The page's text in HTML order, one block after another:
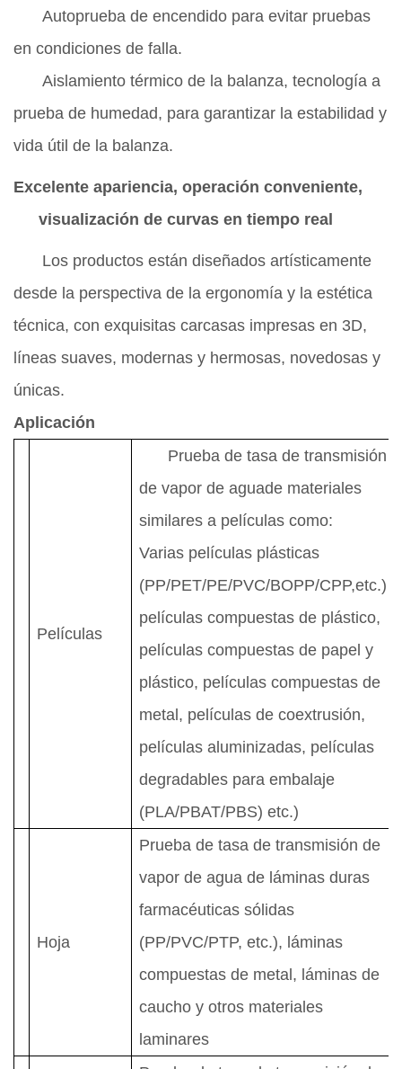
Autoprueba de encendido para evitar pruebas
en condiciones de falla.
Aislamiento térmico de la balanza, tecnología a
prueba de humedad, para garantizar la estabilidad y
vida útil de la balanza.
Excelente apariencia, operación conveniente,
visualización de curvas en tiempo real
Los productos están diseñados artísticamente
desde la perspectiva de la ergonomía y la estética
técnica, con exquisitas carcasas impresas en 3D,
líneas suaves, modernas y hermosas, novedosas y
únicas.
Aplicación
Películas
Prueba de tasa de transmisión
de vapor de aguade materiales
similares a películas como:
Varias películas plásticas
(PP/PET/PE/PVC/BOPP/CPP,etc.)
películas compuestas de plástico,
películas compuestas de papel y
plástico, películas compuestas de
metal, películas de coextrusión,
películas aluminizadas, películas
degradables para embalaje
(PLA/PBAT/PBS) etc.)
Hoja
Prueba de tasa de transmisión de
vapor de agua de láminas duras
farmacéuticas sólidas
(PP/PVC/PTP, etc.), láminas
compuestas de metal, láminas de
caucho y otros materiales
laminares